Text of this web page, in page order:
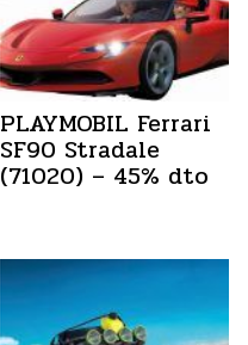
PLAYMOBIL Ferrari
SF90 Stradale
(71020) – 45% dto